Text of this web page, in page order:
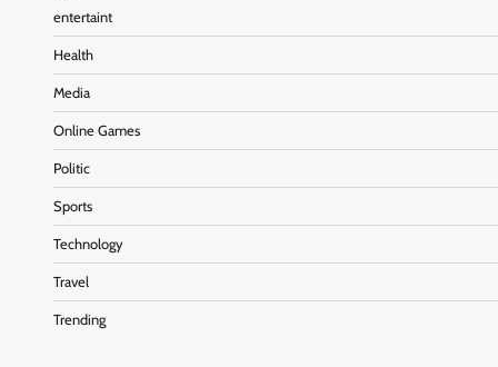
entertaint
Health
Media
Online Games
Politic
Sports
Technology
Travel
Trending